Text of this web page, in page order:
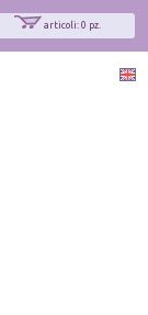
articoli: 0 pz.